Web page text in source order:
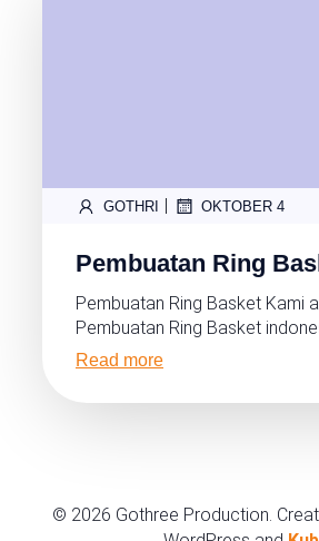
GOTHRI OKTOBER 4
Pembuatan Ring
Pembuatan Ring Basket Kami
Pembuatan Ring Basket
Read more
© 2026 Gothree Production.